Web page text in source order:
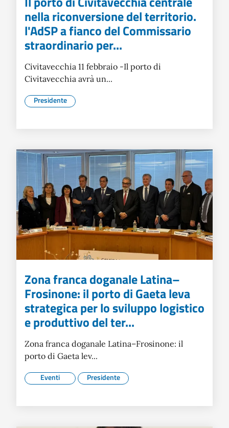
nella riconversione del territorio.
l'AdSP a fianco del Commissario
straordinario per...
Civitavecchia 11 febbraio -Il porto di
Civitavecchia avrà un...
Presidente
Zona franca doganale Latina–
Frosinone: il porto di Gaeta leva
strategica per lo sviluppo logistico
e produttivo del ter...
Zona franca doganale Latina–Frosinone: il
porto di Gaeta lev...
Eventi Presidente